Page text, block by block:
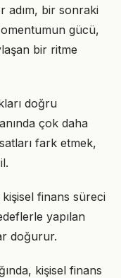
adım, bir sonraki
gücü,
bir ritme
doğru
çok daha
fark etmek,
finans süreci
yapılan
doğurur.
kişisel finans